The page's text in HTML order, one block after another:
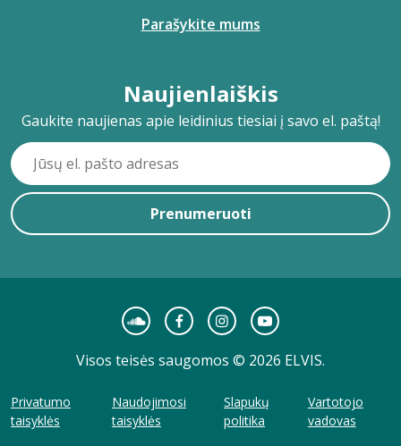
Parašykite mums
Naujienlaiškis
Gaukite naujienas apie leidinius tiesiai į savo el. paštą!
Prenumeruoti
Visos teisės saugomos © 2026 ELVIS.
Privatumo
taisyklės
Naudojimosi
taisyklės
Slapukų
politika
Vartotojo
vadovas